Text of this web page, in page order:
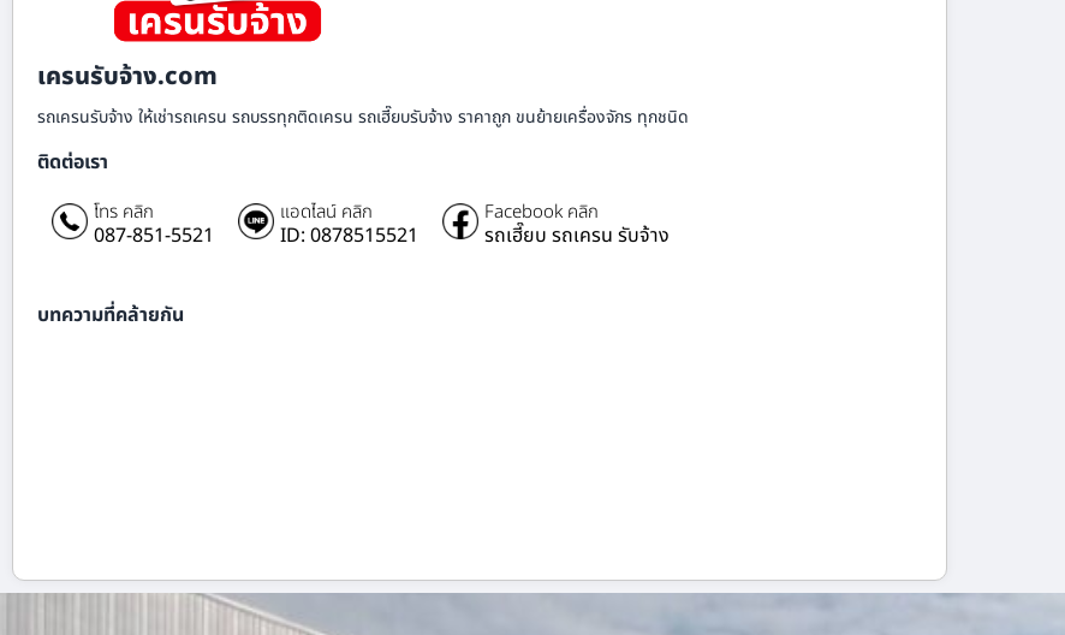
เครนรับจ้าง.com
รถเครนรับจ้าง ให้เช่ารถเครน รถบรรทุกติดเครน รถเฮี๊ยบรับจ้าง ราคาถูก ขนย้ายเครื่องจักร ทุกชนิด
ติดต่อเรา
โทร คลิก
087-851-5521
แอดไลน์ คลิก
ID: 0878515521
Facebook คลิก
รถเฮี๊ยบ รถเครน รับจ้าง
บทความที่คล้ายกัน